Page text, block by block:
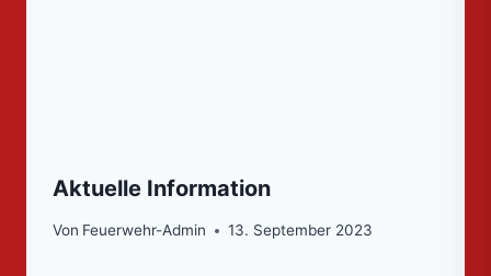
Aktuelle Information
Von Feuerwehr-Admin 13. September 2023